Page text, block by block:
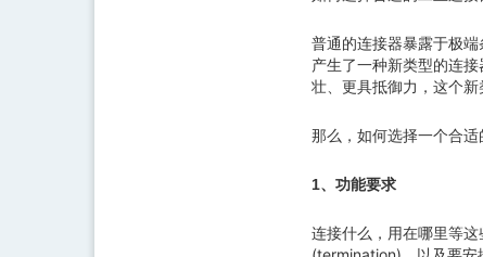
普通的连接器暴露于极
产生了一种新类型的连
壮、更具抵御力，这个
那么，如何选择一个合
1、功能要求
连接什么，用在哪里等